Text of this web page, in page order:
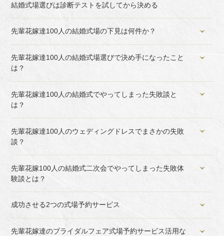
結婚式場選びは診断テストを試してから決める
先輩花嫁達100人の結婚式場の下見は何件か？
先輩花嫁達100人の結婚式場選びで決め手になったこと
は？
先輩花嫁達100人の結婚式でやってしまった失敗談と
は？
先輩花嫁達100人のウェディングドレスでまさかの失敗
談？
先輩花嫁100人の結婚式二次会でやってしまった失敗体
験談とは？
成功させる2つの式場予約サービス
先輩花嫁達のブライダルフェア式場予約サービス活用な